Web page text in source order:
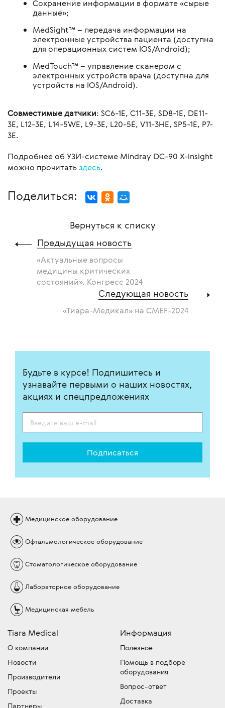
Сохранение информации в формате «сырые
данные»;
MedSight™ – передача информации на
электронные устройства пациента (доступна
для операционных систем IOS/Android);
MedTouch™ – управление сканером с
электронных устройств врача (доступна для
устройств на IOS/Android).
Совместимые датчики: SC6-1E, C11-3E, SD8-1E, DE11-
3E, L12-3E, L14-5WE, L9-3Е, L20-5E, V11-3HE, SP5-1E, P7-
3Е.
Подробнее об УЗИ-системе Mindray DC-90 X-insight
можно прочитать здесь.
Поделиться:
Вернуться к списку
Предыдущая новость
«Актуальные вопросы
медицины критических
состояний». Конгресс 2024
Следующая новость
«Тиара-Медикал» на CMEF-2024
Будьте в курсе! Подпишитесь и
узнавайте первыми о наших новостях,
акциях и спецпредложениях
Подписаться
Медицинское оборудование
Офтальмологическое оборудование
Стоматологическое оборудование
Лабораторное оборудование
Медицинская мебель
Tiara Medical
О компании
Новости
Производители
Проекты
Партнеры
Информация
Полезное
Помощь в подборе
оборудования
Вопрос-ответ
Доставка